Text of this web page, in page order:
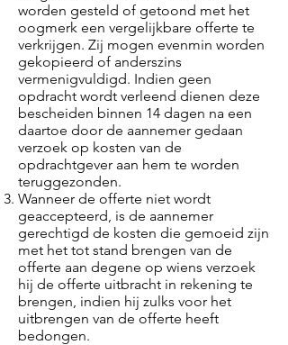
worden gesteld of getoond met het
oogmerk een vergelijkbare offerte te
verkrijgen. Zij mogen evenmin worden
gekopieerd of anderszins
vermenigvuldigd. Indien geen
opdracht wordt verleend dienen deze
bescheiden binnen 14 dagen na een
daartoe door de aannemer gedaan
verzoek op kosten van de
opdrachtgever aan hem te worden
teruggezonden.
Wanneer de offerte niet wordt
geaccepteerd, is de aannemer
gerechtigd de kosten die gemoeid zijn
met het tot stand brengen van de
offerte aan degene op wiens verzoek
hij de offerte uitbracht in rekening te
brengen, indien hij zulks voor het
uitbrengen van de offerte heeft
bedongen.